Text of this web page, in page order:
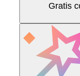
Gratis